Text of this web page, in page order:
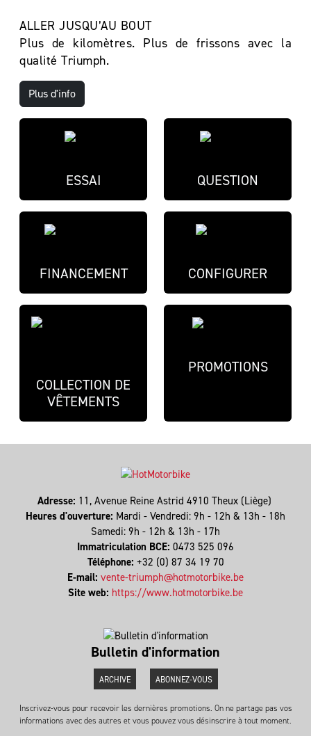
ALLER JUSQU’AU BOUT
Plus de kilomètres. Plus de frissons avec la
qualité Triumph.
Plus d'info
ESSAI QUESTION
FINANCEMENT CONFIGURER
COLLECTION DE
VÊTEMENTS
PROMOTIONS
Adresse: 11, Avenue Reine Astrid 4910 Theux (Liège)
Heures d'ouverture: Mardi - Vendredi: 9h - 12h & 13h - 18h
Samedi: 9h - 12h & 13h - 17h
Immatriculation BCE: 0473 525 096
Téléphone: +32 (0) 87 34 19 70
E-mail: vente-triumph@hotmotorbike.be
Site web: https://www.hotmotorbike.be
Bulletin d'information
ARCHIVE ABONNEZ-VOUS
Inscrivez-vous pour recevoir les dernières promotions. On ne partage pas vos
informations avec des autres et vous pouvez vous désinscrire à tout moment.